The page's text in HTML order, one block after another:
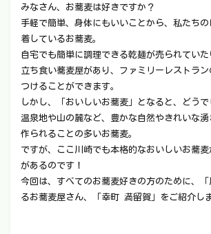
みなさん、お蕎麦は好きですか？
手軽で簡単、身体にもいいことから、私たち
着しているお蕎麦。
自宅でも簡単に調理できる乾麺が売られてい
立ち食い蕎麦屋があり、ファミリーレストラ
つけることができます。
しかし、「おいしいお蕎麦」となると、どうで
温泉地や山の麓など、豊かな自然やきれいな
作られることの多いお蕎麦。
ですが、ここ川崎でも本格的なおいしいお蕎
があるのです！
今回は、すべてのお蕎麦好きの方のために、
るお蕎麦屋さん、「幸町 満留賀」をご紹介し